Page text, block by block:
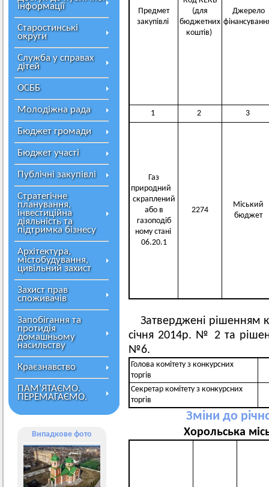
інформації
Старостинські
округи
Служба у справах
дітей
ОСББ
Молодіжна рада
Бюджет громади
Бюджет участі
Публічні закупівлі
Стратегічне
планування,
інвестиційна
діяльність та
підтримка бізнесу
Архітектура,
містобудування,
цивільний захист
Захист прав
споживачів
Запобігання та
протидія
домашньому
насильству
Краєзнавство
ПАМ’ЯТАЄМО.
ПЕРЕМАГАЄМО.
Випадкове фото
Предмет
закупівлі
(для
бюджетних
коштів)
Джерело
1 2 3
Газ
природний
скраплений
або в
газоподіб
ному стані
06.20.1
2274
Міський
бюджет
Затверджені рішенням
січня 2014р. № 2 та
№6.
Голова комітету з конкурсних
торгів
Секретар комітету з конкурсних
торгів
Зміни до
Хорольська